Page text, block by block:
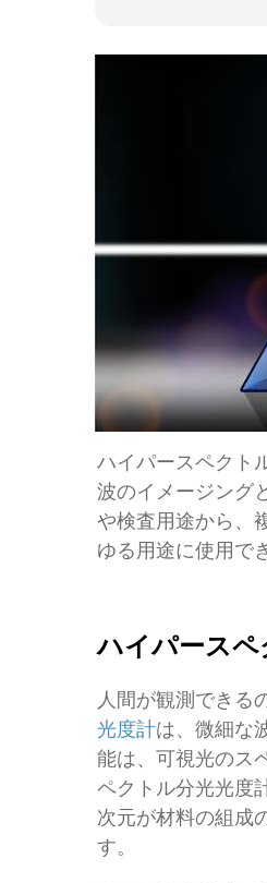
ハイパースペクト
波のイメージング
や検査用途から、
ゆる用途に使用で
ハイパース
人間が観測できる
光度計は、微細な
能は、可視光のス
ペクトル分光光度
次元が材料の組成
す。